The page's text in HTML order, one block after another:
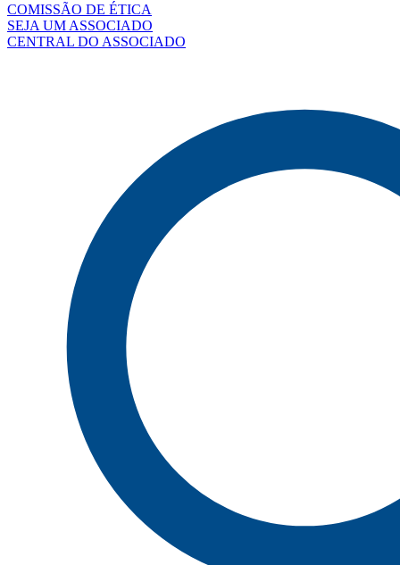
COMISSÃO DE ÉTICA
SEJA UM ASSOCIADO
CENTRAL DO ASSOCIADO